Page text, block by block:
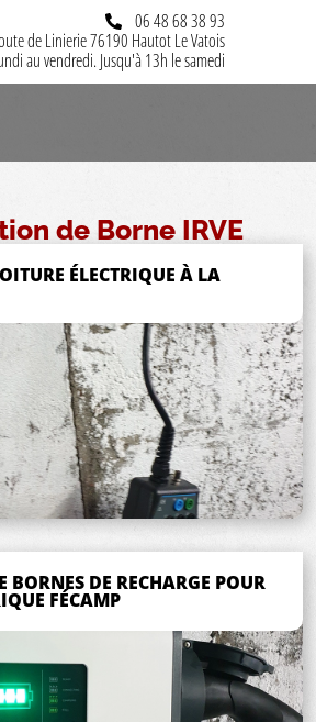
06 48 68 38 93
de Linierie 76190 Hautot Le Vatois
au vendredi. Jusqu'à 13h le samedi
de Borne IRVE
ÉLECTRIQUE À LA
DE RECHARGE POUR
FÉCAMP